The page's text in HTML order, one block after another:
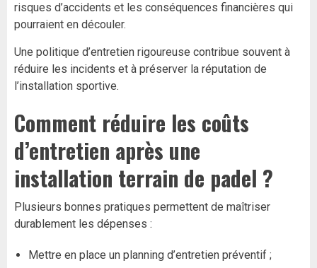
risques d’accidents et les conséquences financières qui
pourraient en découler.
Une politique d’entretien rigoureuse contribue souvent à
réduire les incidents et à préserver la réputation de
l’installation sportive.
Comment réduire les coûts
d’entretien après une
installation terrain de padel ?
Plusieurs bonnes pratiques permettent de maîtriser
durablement les dépenses :
Mettre en place un planning d’entretien préventif ;